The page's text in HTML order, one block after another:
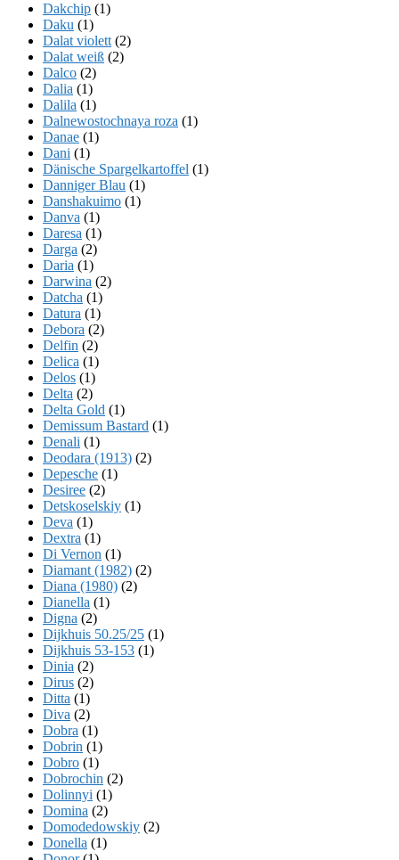
Dakchip (1)
Daku (1)
Dalat violett (2)
Dalat weiß (2)
Dalco (2)
Dalia (1)
Dalila (1)
Dalnewostochnaya roza (1)
Danae (1)
Dani (1)
Dänische Spargelkartoffel (1)
Danniger Blau (1)
Danshakuimo (1)
Danva (1)
Daresa (1)
Darga (2)
Daria (1)
Darwina (2)
Datcha (1)
Datura (1)
Debora (2)
Delfin (2)
Delica (1)
Delos (1)
Delta (2)
Delta Gold (1)
Demissum Bastard (1)
Denali (1)
Deodara (1913) (2)
Depesche (1)
Desiree (2)
Detskoselskiy (1)
Deva (1)
Dextra (1)
Di Vernon (1)
Diamant (1982) (2)
Diana (1980) (2)
Dianella (1)
Digna (2)
Dijkhuis 50.25/25 (1)
Dijkhuis 53-153 (1)
Dinia (2)
Dirus (2)
Ditta (1)
Diva (2)
Dobra (1)
Dobrin (1)
Dobro (1)
Dobrochin (2)
Dolinnyi (1)
Domina (2)
Domodedowskiy (2)
Donella (1)